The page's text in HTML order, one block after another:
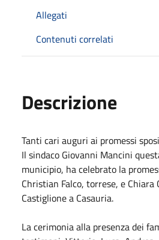
Allegati
Contenuti correlati
Descrizione
Tanti cari auguri ai promessi
Il sindaco Giovanni Mancini
municipio, ha celebrato la
Christian Falco, torrese, e
Castiglione a Casauria.
La cerimonia alla presenza dei